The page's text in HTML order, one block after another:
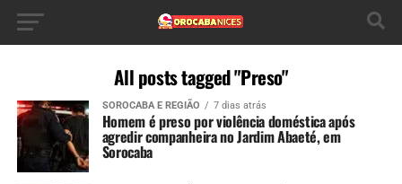
All posts tagged "Preso"
SOROCABA E REGIÃO 7 dias atrás
Homem é preso por violência doméstica após
agredir companheira no Jardim Abaeté, em
Sorocaba